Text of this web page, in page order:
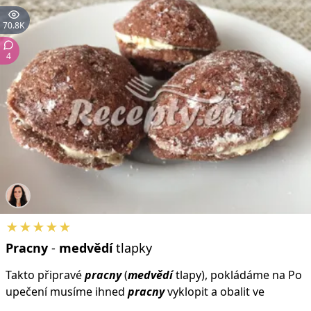
70.8K
4
★★★★★
Pracny - medvědítlapky
Takto připravépracny(medvědítlapy), pokládáme na Po
upečení musíme ihned pracnyvyklopit a obalit ve